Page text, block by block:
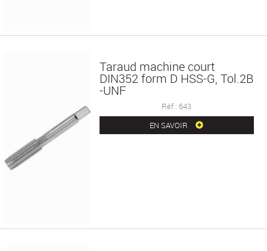
Taraud machine court
DIN352 form D HSS-G, Tol.2B
-UNF
Réf : 643
EN SAVOIR